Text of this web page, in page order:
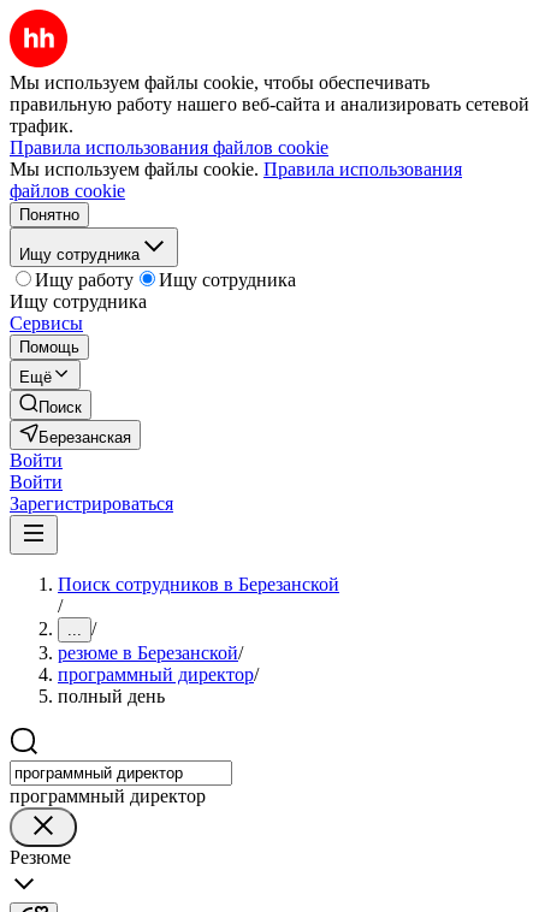
Мы используем файлы cookie, чтобы обеспечивать
правильную работу нашего веб-сайта и анализировать сетевой
трафик.
Правила использования файлов cookie
Мы используем файлы cookie. Правила использования
файлов cookie
Понятно
Ищу сотрудника
Ищу работу
Ищу сотрудника
Ищу сотрудника
Сервисы
Помощь
Ещё
Поиск
Березанская
Войти
Войти
Зарегистрироваться
Поиск сотрудников в Березанской
/
... /
резюме в Березанской/
программный директор/
полный день
программный директор
Резюме